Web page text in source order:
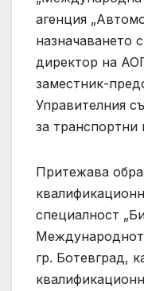
агенция
назначаването
директор на
заместник-
Управителния
за транспортни
Притежава
специалност
гр. Ботевград,